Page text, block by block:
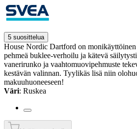
5 suosittelua
House Nordic Dartford on
pehmeä buklee-verhoilu ja kätevä
vanerirunko ja vaahtomuovipehmuste
kestävän valinnan. Tyylikäs lisä niin
makuuhuoneeseen!
Väri: Ruskea